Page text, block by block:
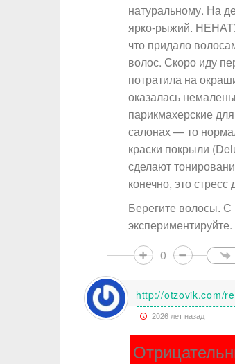
натуральному. На
ярко-рыжий.
что придало
волос. Скоро иду
потратила на
оказалась
парикмахерские
салонах — то
краски покрыли
сделают
конечно, это стресс
Берегите волосы.
экспериментируйте.
0
http://otzovik.com/
2026 лет назад